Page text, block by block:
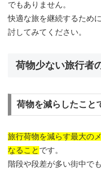
でもありません。
快適な旅を継続するため
討してみてください。
荷物少ない旅行者
荷物を減らしたこと
旅行荷物を減らす最大の
なること です。
階段や段差が多い街中で